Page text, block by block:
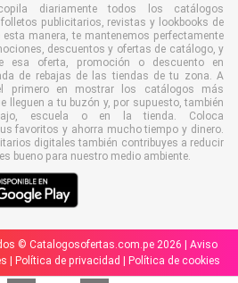
diariamente todos los catálogos
publicitarios, revistas y lookbooks de
manera, te mantenemos perfectamente
descuentos y ofertas de catálogo, y
esa oferta, promoción o descuento en
de rebajas de las tiendas de tu zona. A
primero en mostrar los catálogos más
lleguen a tu buzón y, por supuesto, también
escuela o en la tienda. Coloca
favoritos y ahorra mucho tiempo y dinero.
digitales también contribuyes a reducir
bueno para nuestro medio ambiente.
© Catalogosofertas.com.pe 2026 | Aviso
Política de privacidad Política de cookies